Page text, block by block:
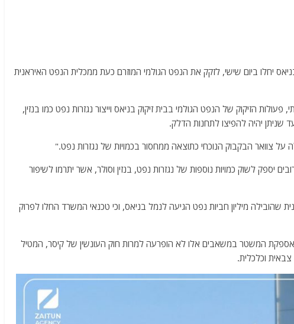
יחלו ביום שישי, לזקק את הנפט הגולמי המוזרם כעת ממכלית הנפט האיראנית
הזיקוק של הנפט הגולמי בבית זיקוק בניאס וייצור נגזרות נפט כמו בנזין,
שניתן יהיה להפיצו לתחנות הדלק.
צוואר הבקבוק הנוכחי כתוצאה ממחסור בכמויות של נגזרות נפט."
יספק לשוק כמויות נוספות של נגזרות נפט, בנזין וסולר, אשר יתרמו לשיפור
שהובילה מיליון חביות נפט הגיעה לנמל בניאס, וכי טכנאי המשרד החלו לפרוק
המשטר במשאבים אלו לא הופרעה למרות חוק העונשין של קיסר, המטיל
וכלכלית.